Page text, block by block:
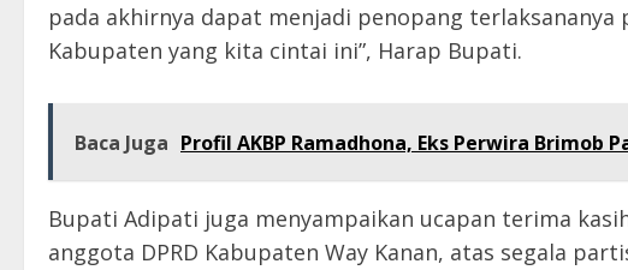
pada akhirnya dapat menjadi penopang
Kabupaten yang kita cintai ini”, Harap Bupati.
Baca Juga Profil AKBP Ramadhona, Eks Perwira Brimob
Bupati Adipati juga menyampaikan ucapan terima
anggota DPRD Kabupaten Way Kanan, atas segala